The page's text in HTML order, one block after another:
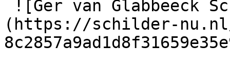
(https://schilder-nu.nl/